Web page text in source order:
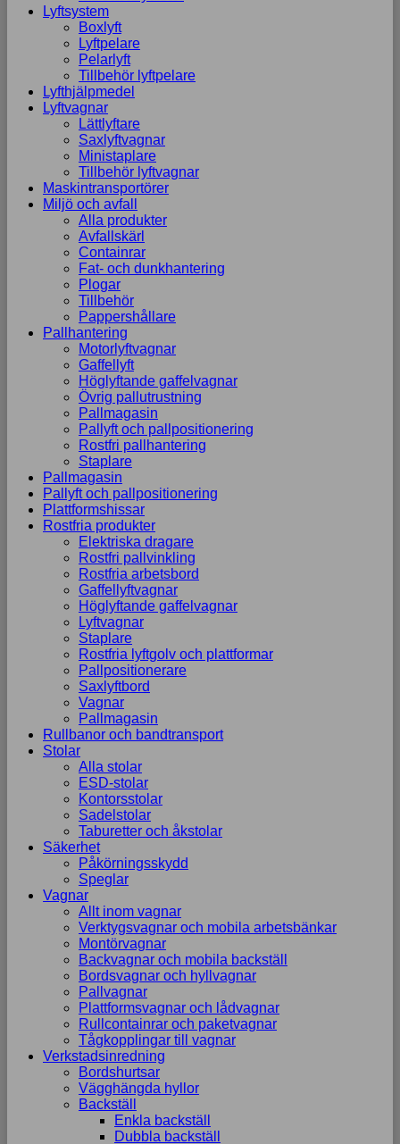
Lyftsystem
Boxlyft
Lyftpelare
Pelarlyft
Tillbehör lyftpelare
Lyfthjälpmedel
Lyftvagnar
Lättlyftare
Saxlyftvagnar
Ministaplare
Tillbehör lyftvagnar
Maskintransportörer
Miljö och avfall
Alla produkter
Avfallskärl
Containrar
Fat- och dunkhantering
Plogar
Tillbehör
Pappershållare
Pallhantering
Motorlyftvagnar
Gaffellyft
Höglyftande gaffelvagnar
Övrig pallutrustning
Pallmagasin
Pallyft och pallpositionering
Rostfri pallhantering
Staplare
Pallmagasin
Pallyft och pallpositionering
Plattformshissar
Rostfria produkter
Elektriska dragare
Rostfri pallvinkling
Rostfria arbetsbord
Gaffellyftvagnar
Höglyftande gaffelvagnar
Lyftvagnar
Staplare
Rostfria lyftgolv och plattformar
Pallpositionerare
Saxlyftbord
Vagnar
Pallmagasin
Rullbanor och bandtransport
Stolar
Alla stolar
ESD-stolar
Kontorsstolar
Sadelstolar
Taburetter och åkstolar
Säkerhet
Påkörningsskydd
Speglar
Vagnar
Allt inom vagnar
Verktygsvagnar och mobila arbetsbänkar
Montörvagnar
Backvagnar och mobila backställ
Bordsvagnar och hyllvagnar
Pallvagnar
Plattformsvagnar och lådvagnar
Rullcontainrar och paketvagnar
Tågkopplingar till vagnar
Verkstadsinredning
Bordshurtsar
Vägghängda hyllor
Backställ
Enkla backställ
Dubbla backställ